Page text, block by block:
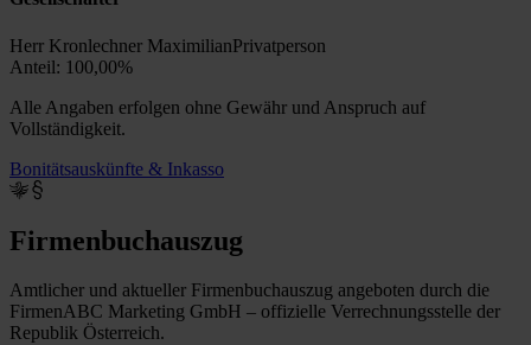
Herr Kronlechner MaximilianPrivatperson
Anteil: 100,00%
Alle Angaben erfolgen ohne Gewähr und Anspruch auf
Vollständigkeit.
Bonitätsauskünfte & Inkasso
Firmenbuchauszug
Amtlicher und aktueller Firmenbuchauszug angeboten durch die
FirmenABC Marketing GmbH – offizielle Verrechnungsstelle der
Republik Österreich.